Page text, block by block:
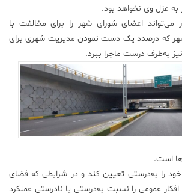
عزل وی نخواهد بود.
می‌تواند اعضای شورای شهر را برای مخالفت با
که درصدد یک دست نمودن مدیریت شهری برای
به‌طرف درست ماجرا ببرد.
است.
را به‌درستی تعیین کند و در شرایطی که فضای
عمومی را نسبت به‌درستی یا نادرستی عملکرد